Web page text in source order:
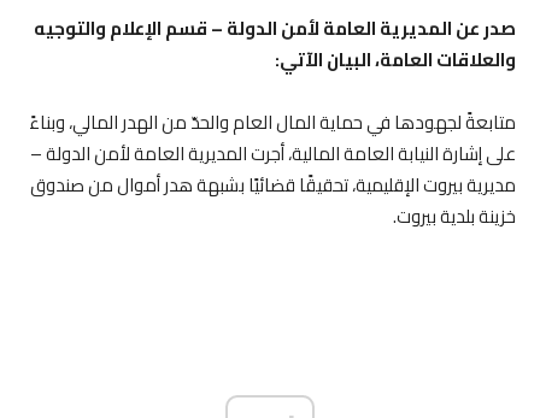
صدر عن المديرية العامة لأمن الدولة – قسم الإعلام والتوجيه
والعلاقات العامة، البيان الآتي:
متابعةً لجهودها في حماية المال العام والحدّ من الهدر المالي، وبناءً
على إشارة النيابة العامة المالية، أجرت المديرية العامة لأمن الدولة –
مديرية بيروت الإقليمية، تحقيقًا قضائيًا بشبهة هدر أموال من صندوق
خزينة بلدية بيروت.